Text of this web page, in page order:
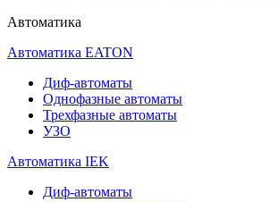
Автоматика
Автоматика EATON
Диф-автоматы
Однофазные автоматы
Трехфазные автоматы
УЗО
Автоматика IEK
Диф-автоматы